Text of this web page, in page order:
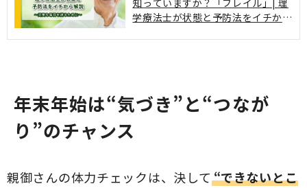
学療法士が状態と予防法をイチから
切な生活習慣の改善によって予防可
年末年始は“気づき”と“つなが
り”のチャンス
親御さんの体力チェックは、決して “できないとこ